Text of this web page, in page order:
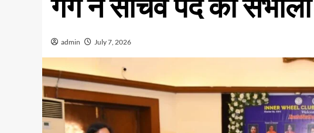
गर्ग ने सचिव पद की संभाली
admin July 7, 2026